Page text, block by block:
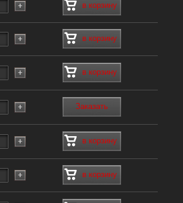
в корзину
в корзину
в корзину
Заказать
в корзину
в корзину